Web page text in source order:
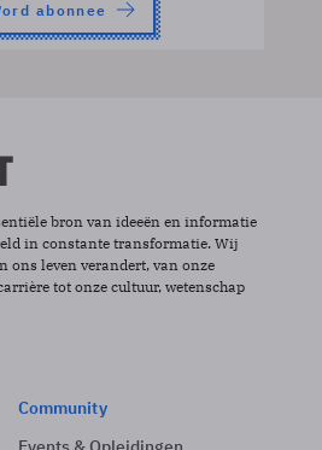
abonnee
bron van ideeën en informatie
in constante transformatie. Wij
ons leven verandert, van onze
tot onze cultuur, wetenschap
Community